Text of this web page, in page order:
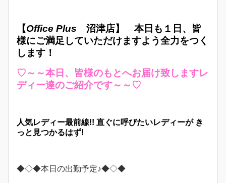
【Office Plus 沼津店】
本日も１日、皆
様にご満足していただけますよう全力をつく
します！
♡～～本日、皆様のもとへお届け致しますレ
ディー達のご紹介です～～♡
人気レディー最前線!! 直ぐに呼びたいレディーが き
っと見つかるはず!
◆◇◆本日の出勤予定♪◆◇◆